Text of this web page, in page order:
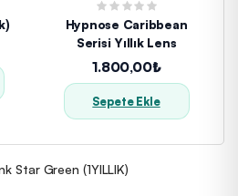
Hypnose Caribbean
Serisi Yıllık Lens
1.800,00₺
Sepete Ekle
Star Green (1YILLIK)